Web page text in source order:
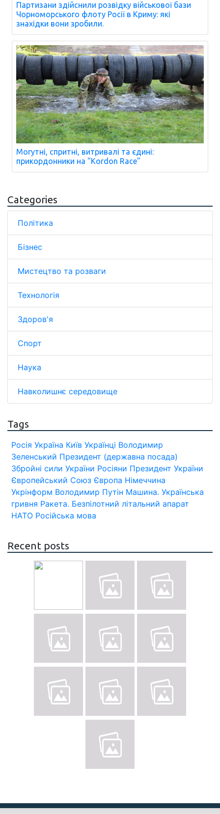
Партизани здійснили розвідку військової бази
Чорноморського флоту Росії в Криму: які
знахідки вони зробили.
Могутні, спритні, витривалі та єдині:
прикордонники на "Kordon Race"
Categories
Політика
Бізнес
Мистецтво та розваги
Технологія
Здоров'я
Спорт
Наука
Навколишнє середовище
Tags
Росія Україна Київ Українці Володимир
Зеленський Президент (державна посада)
Збройні сили України Росіяни Президент України
Європейський Союз Європа Німеччина
Укрінформ Володимир Путін Машина. Українська
гривня Ракета. Безпілотний літальний апарат
НАТО Російська мова
Recent posts